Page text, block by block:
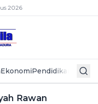
2026
EkonomiPendidikan Politik
Rawan